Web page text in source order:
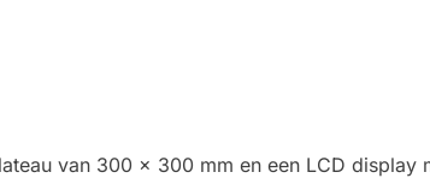
van 300 x 300 mm en een LCD